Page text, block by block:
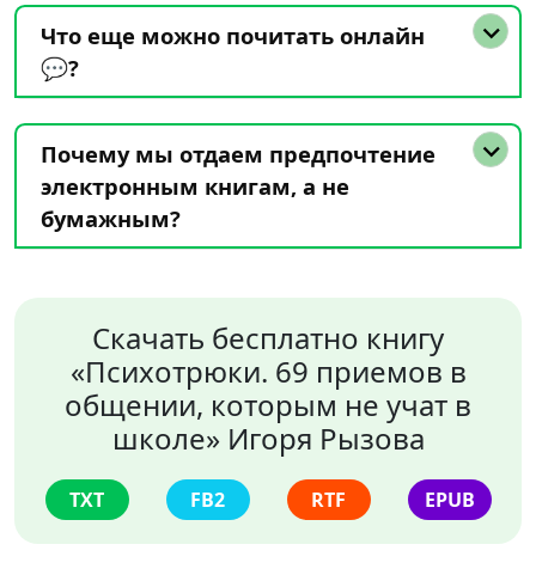
Что еще можно почитать онлайн
💬?
Почему мы отдаем предпочтение
электронным книгам, а не
бумажным?
Скачать бесплатно книгу
«Психотрюки. 69 приемов в
общении, которым не учат в
школе» Игоря Рызова
TXT FB2 RTF EPUB